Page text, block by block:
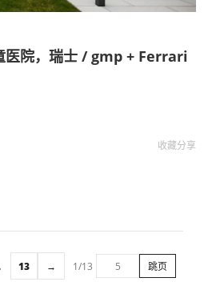
医院，瑞士 / gmp + Ferrari
收藏分享
13 → 1/13 跳页